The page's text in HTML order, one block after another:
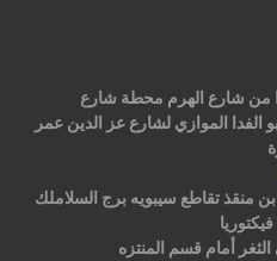
من شارع الهرم محطة شارع
الفدا الموازي لشارع عز الدين عمر
25 ش ابن منقذ تقاطع سيبويه برج السلاملك
أمام قسم المنتزه